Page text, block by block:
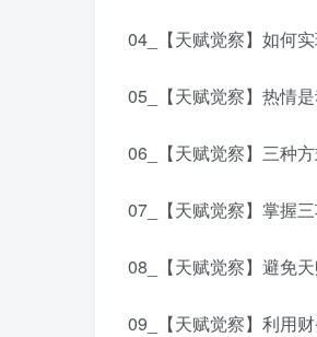
04_【天赋觉察】如何
05_【天赋觉察】热情
06_【天赋觉察】三种
07_【天赋觉察】掌握
08_【天赋觉察】避免
09_【天赋觉察】利用